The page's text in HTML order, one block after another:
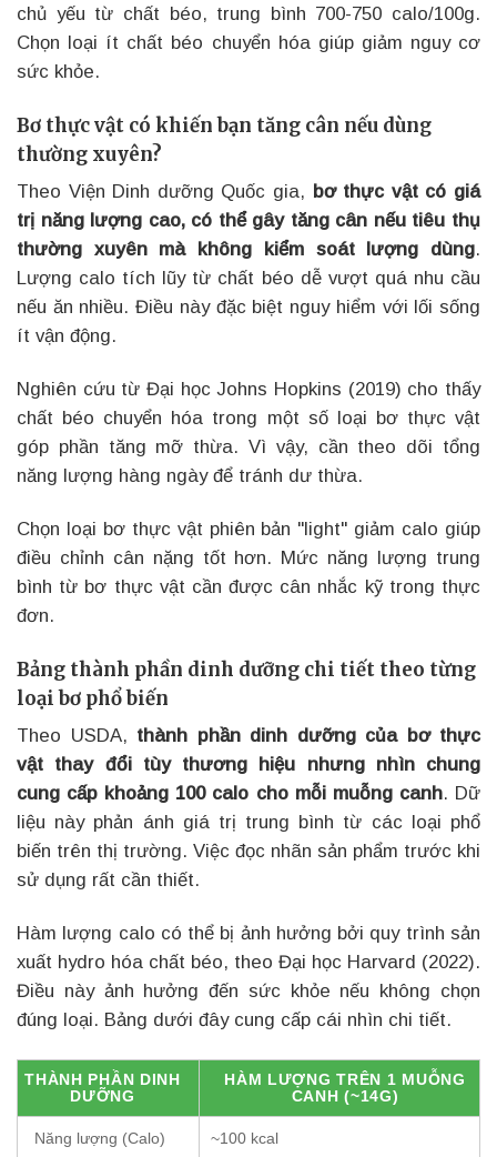
chủ yếu từ chất béo, trung bình 700-750 calo/100g.
Chọn loại ít chất béo chuyển hóa giúp giảm nguy cơ
sức khỏe.
Bơ thực vật có khiến bạn tăng cân nếu dùng
thường xuyên?
Theo Viện Dinh dưỡng Quốc gia, bơ thực vật có giá
trị năng lượng cao, có thể gây tăng cân nếu tiêu thụ
thường xuyên mà không kiểm soát lượng dùng.
Lượng calo tích lũy từ chất béo dễ vượt quá nhu cầu
nếu ăn nhiều. Điều này đặc biệt nguy hiểm với lối sống
ít vận động.
Nghiên cứu từ Đại học Johns Hopkins (2019) cho thấy
chất béo chuyển hóa trong một số loại bơ thực vật
góp phần tăng mỡ thừa. Vì vậy, cần theo dõi tổng
năng lượng hàng ngày để tránh dư thừa.
Chọn loại bơ thực vật phiên bản "light" giảm calo giúp
điều chỉnh cân nặng tốt hơn. Mức năng lượng trung
bình từ bơ thực vật cần được cân nhắc kỹ trong thực
đơn.
Bảng thành phần dinh dưỡng chi tiết theo từng
loại bơ phổ biến
Theo USDA, thành phần dinh dưỡng của bơ thực
vật thay đổi tùy thương hiệu nhưng nhìn chung
cung cấp khoảng 100 calo cho mỗi muỗng canh. Dữ
liệu này phản ánh giá trị trung bình từ các loại phổ
biến trên thị trường. Việc đọc nhãn sản phẩm trước khi
sử dụng rất cần thiết.
Hàm lượng calo có thể bị ảnh hưởng bởi quy trình sản
xuất hydro hóa chất béo, theo Đại học Harvard (2022).
Điều này ảnh hưởng đến sức khỏe nếu không chọn
đúng loại. Bảng dưới đây cung cấp cái nhìn chi tiết.
THÀNH PHẦN DINH
DƯỠNG
HÀM LƯỢNG TRÊN 1 MUỖNG
CANH (~14G)
Năng lượng (Calo) ~100 kcal